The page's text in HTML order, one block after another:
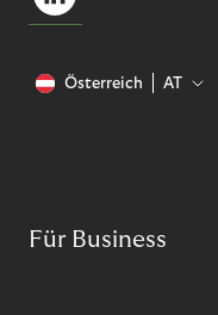
Österreich AT
Für Business